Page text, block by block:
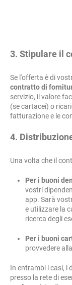
3. Stipulare il
Se l'offerta è di
contratto di
servizio, il valore
(se cartacei) o
fatturazione e le
4.
Una volta che il
Per i buoni
vostri
app. Sarà
e utilizzare la
ricerca degli
Per i buoni
provvedere
In entrambi i casi, i
presso la rete di